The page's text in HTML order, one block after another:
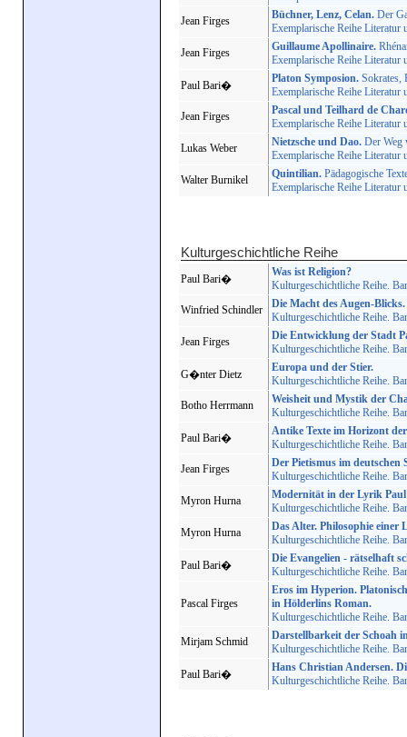
Jean Firges
Büchner, Lenz, Celan. Der
Exemplarische Reihe Literatur
Jean Firges
Guillaume Apollinaire.
Exemplarische Reihe Literatur
Paul Bari�
Platon Symposion. Sokrates,
Exemplarische Reihe Literatur
Jean Firges
Pascal und Teilhard de
Exemplarische Reihe Literatur
Lukas Weber
Nietzsche und Dao. Der Weg
Exemplarische Reihe Literatur
Walter Burnikel
Quintilian. Pädagogische
Exemplarische Reihe Literatur
Kulturgeschichtliche Reihe
Paul Bari�
Was ist Religion?
Kulturgeschichtliche Reihe.
Winfried Schindler
Die Macht des Augen-Blicks.
Kulturgeschichtliche Reihe.
Jean Firges
Die Entwicklung der Stadt
Kulturgeschichtliche Reihe.
G�nter Dietz
Europa und der Stier.
Kulturgeschichtliche Reihe.
Botho Herrmann
Weisheit und Mystik der
Kulturgeschichtliche Reihe.
Paul Bari�
Antike Texte im Horizont
Kulturgeschichtliche Reihe.
Jean Firges
Der Pietismus im deutschen
Kulturgeschichtliche Reihe.
Myron Hurna
Modernität in der Lyrik Paul
Kulturgeschichtliche Reihe.
Myron Hurna
Das Alter. Philosophie einer
Kulturgeschichtliche Reihe.
Paul Bari�
Die Evangelien - rätselhaft
Kulturgeschichtliche Reihe.
Pascal Firges
Eros im Hyperion.
in Hölderlins Roman.
Kulturgeschichtliche Reihe.
Mirjam Schmid
Darstellbarkeit der Schoah
Kulturgeschichtliche Reihe.
Paul Bari�
Hans Christian Andersen.
Kulturgeschichtliche Reihe.